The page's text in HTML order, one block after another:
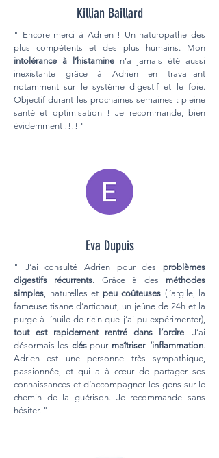
Killian Baillard
" Encore merci à Adrien ! Un naturopathe des
plus compétents et des plus humains. Mon
intolérance à l’histamine n’a jamais été aussi
inexistante grâce à Adrien en travaillant
notamment sur le système digestif et le foie.
Objectif durant les prochaines semaines : pleine
santé et optimisation ! Je recommande, bien
évidemment !!!! "
Eva Dupuis
" J’ai consulté Adrien pour des problèmes
digestifs récurrents. Grâce à des méthodes
simples , naturelles et peu coûteuses (l’argile, la
fameuse tisane d’artichaut, un jeûne de 24h et la
purge à l’huile de ricin que j’ai pu expérimenter),
tout est rapidement rentré dans l’ordre. J’ai
désormais les cléspour maîtriserl’inflammation.
Adrien est une personne très sympathique,
passionnée, et qui a à cœur de partager ses
connaissances et d’accompagner les gens sur le
chemin de la guérison. Je recommande sans
hésiter. "